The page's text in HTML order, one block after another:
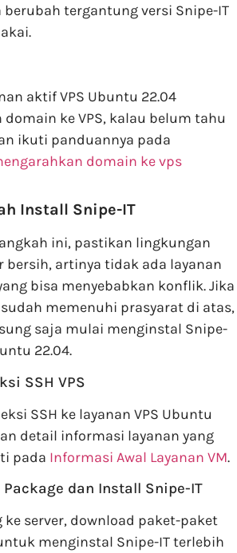
tergantung versi Snipe-IT
aktif VPS Ubuntu 22.04
domain ke VPS, kalau belum tahu
ikuti panduannya pada
domain ke vps
Install Snipe-IT
ini, pastikan lingkungan
bersih, artinya tidak ada layanan
bisa menyebabkan konflik. Jika
memenuhi prasyarat di atas,
saja mulai menginstal Snipe-
22.04.
SSH VPS
SSH ke layanan VPS Ubuntu
detail informasi layanan yang
pada Informasi Awal Layanan VM.
Package dan Install Snipe-IT
server, download paket-paket
menginstal Snipe-IT terlebih